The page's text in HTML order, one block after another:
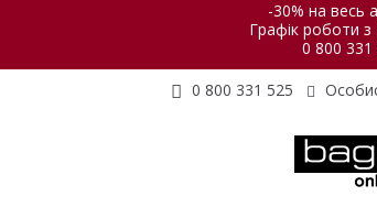
-30% на весь
Графік роботи
0 800 331
0 800 331 525